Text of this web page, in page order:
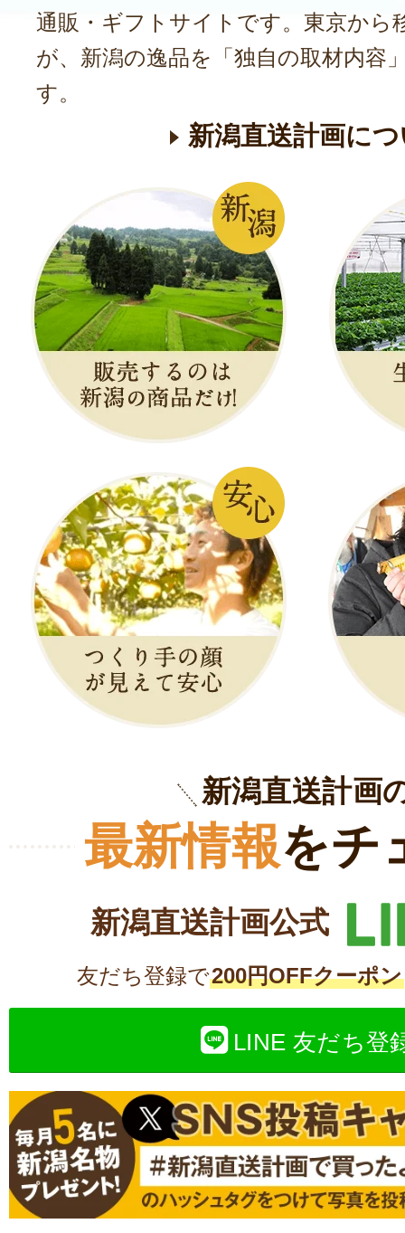
通販・ギフトサイトです。東京から
が、新潟の逸品を「独自の取材内容
す。
新潟直送計画に
新潟直送計画
最新情報をチ
新潟直送計画公式
友だち登録で200円OFFクーポン
LINE 友だち登